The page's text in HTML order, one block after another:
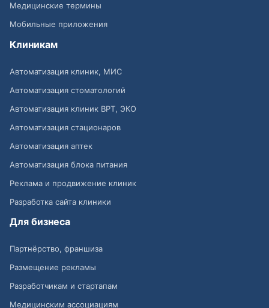
Медицинские термины
Мобильные приложения
Клиникам
Автоматизация клиник, МИС
Автоматизация стоматологий
Автоматизация клиник ВРТ, ЭКО
Автоматизация стационаров
Автоматизация аптек
Автоматизация блока питания
Реклама и продвижение клиник
Разработка сайта клиники
Для бизнеса
Партнёрство, франшиза
Размещение рекламы
Разработчикам и стартапам
Медицинским ассоциациям